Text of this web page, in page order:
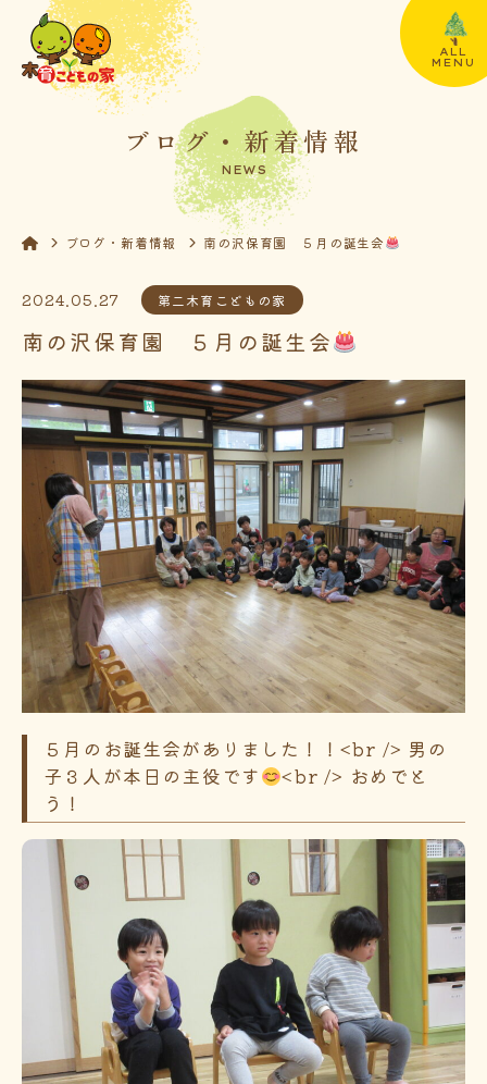
ALL
MENU
ブログ・新着情報
NEWS
ブログ・新着情報 南の沢保育園 ５月の誕生会
2024.05.27 第二木育こどもの家
南の沢保育園 ５月の誕生会
５月のお誕生会がありました！！<br /> 男の
子３人が本日の主役です
<br /> おめでと
う！